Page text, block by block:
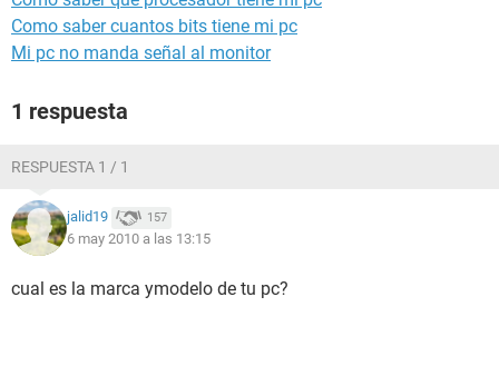
Como saber cuantos bits tiene mi pc
Mi pc no manda señal al monitor
1 respuesta
RESPUESTA 1 / 1
jalid19 157
6 may 2010 a las 13:15
cual es la marca ymodelo de tu pc?